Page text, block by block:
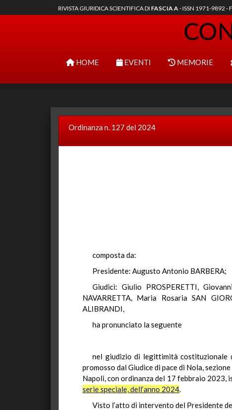
RIVISTA GIURIDICA SCIENTIFICA DI FASCIA A- ISSN 1971-9892 -
HOME EVENTI MEMORIE
Ordinanza n. 127 del 2024
composta da:
Presidente: Augusto Antonio BARBERA;
Giudici: Giulio PROSPERETTI,
NAVARRETTA, Maria Rosaria SAN
ALIBRANDI,
ha pronunciato la seguente
nel giudizio di legittimità costituzionale
promosso dal Giudice di pace di Nola,
Napoli, con ordinanza del 17 febbraio
serie speciale, dell’anno 2024.
Visto l’atto di intervento del Presidente